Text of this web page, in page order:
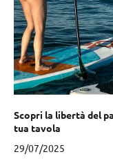
Scopri la libertà del
tua tavola
29/07/2025